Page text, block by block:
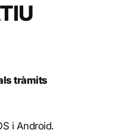
tràmits
i Android.